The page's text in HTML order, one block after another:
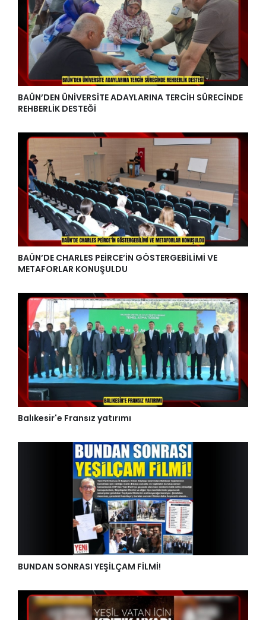
BAÜN’DEN ÜNİVERSİTE ADAYLARINA TERCİH SÜRECİNDE
REHBERLİK DESTEĞİ
BAÜN’DE CHARLES PEİRCE’İN GÖSTERGEBİLİMİ VE
METAFORLAR KONUŞULDU
Balıkesir'e Fransız yatırımı
BUNDAN SONRASI YEŞİLÇAM FİLMİ!